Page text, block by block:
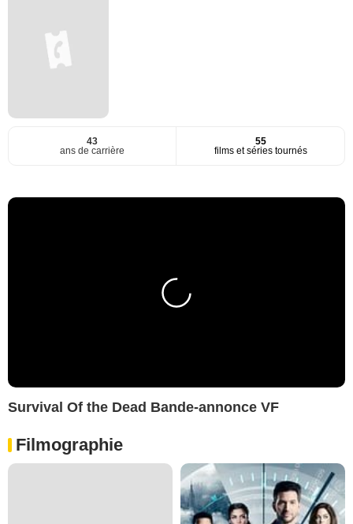
43
ans de carrière
55
films et séries tournés
Survival Of the Dead Bande-annonce VF
Filmographie